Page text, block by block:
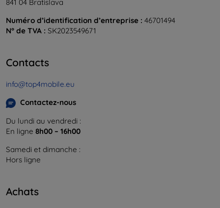
841 04 Bratislava
Numéro d’identification d’entreprise : 46701494
N° de TVA : SK2023549671
Contacts
info@top4mobile.eu
Contactez-nous
Du lundi au vendredi :
En ligne 8h00 – 16h00
Samedi et dimanche :
Hors ligne
Achats